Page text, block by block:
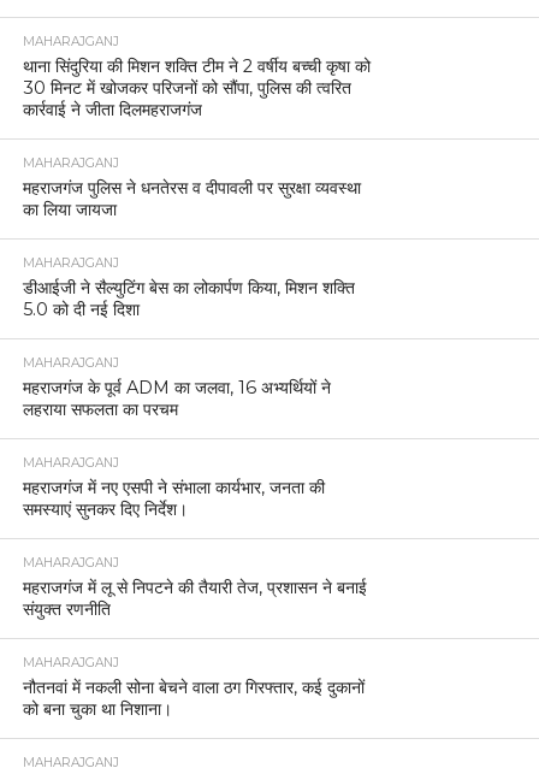
MAHARAJGANJ
थाना सिंदुरिया की मिशन शक्ति टीम ने 2 वर्षीय बच्ची कृषा को
30 मिनट में खोजकर परिजनों को सौंपा, पुलिस की त्वरित
कार्रवाई ने जीता दिलमहराजगंज
MAHARAJGANJ
महराजगंज पुलिस ने धनतेरस व दीपावली पर सुरक्षा व्यवस्था
का लिया जायजा
MAHARAJGANJ
डीआईजी ने सैल्युटिंग बेस का लोकार्पण किया, मिशन शक्ति
5.0 को दी नई दिशा
MAHARAJGANJ
महराजगंज के पूर्व ADM का जलवा, 16 अभ्यर्थियों ने
लहराया सफलता का परचम
MAHARAJGANJ
महराजगंज में नए एसपी ने संभाला कार्यभार, जनता की
समस्याएं सुनकर दिए निर्देश।
MAHARAJGANJ
महराजगंज में लू से निपटने की तैयारी तेज, प्रशासन ने बनाई
संयुक्त रणनीति
MAHARAJGANJ
नौतनवां में नकली सोना बेचने वाला ठग गिरफ्तार, कई दुकानों
को बना चुका था निशाना।
MAHARAJGANJ